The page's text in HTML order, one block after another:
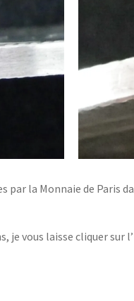
par la Monnaie de Paris
je vous laisse cliquer sur